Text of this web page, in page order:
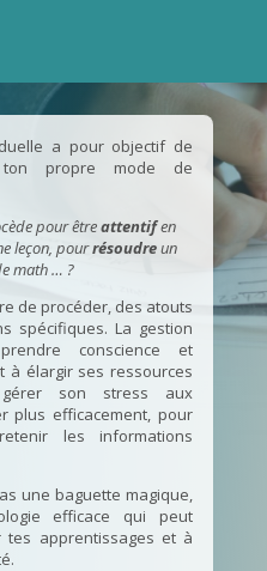
a pour objectif de
ton propre mode de
pour êtreattentifen
leçon, pourrésoudreun
math … ?
de procéder, des atouts
spécifiques. La gestion
conscience et
à élargir ses ressources
son stress aux
plus efficacement, pour
les informations
une baguette magique,
efficace qui peut
tes apprentissages et à